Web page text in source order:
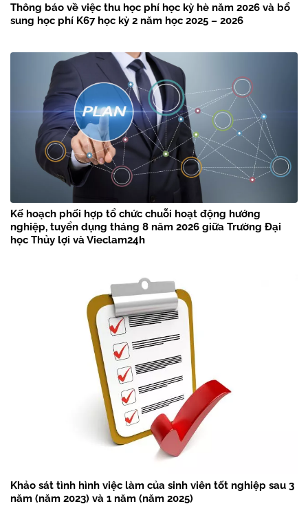
Thông báo về việc thu học phí học kỳ hè năm 2026 và bổ
sung học phí K67 học kỳ 2 năm học 2025 – 2026
Kế hoạch phối hợp tổ chức chuỗi hoạt động hướng
nghiệp, tuyển dụng tháng 8 năm 2026 giữa Trường Đại
học Thủy lợi và Vieclam24h
Khảo sát tình hình việc làm của sinh viên tốt nghiệp sau 3
năm (năm 2023) và 1 năm (năm 2025)